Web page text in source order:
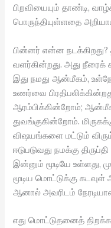
பிறவியையும் தாண்டி,
பொருந்தியுள்ளதை
பின்னர் என்ன
வளர்கின்றது. அது நீரைக்
இது நமது ஆன்மீகம்,
உணர்வை
ஆரம்பிக்கின்றோம்;
துவங்குகின்றோம்.
விஷயங்களை மட்டும்
ஈடுபடுவது நமக்கு
இன்னும் மூடியே உள்ளது,
மூடிய மொட்டுக்கு
ஆனால் அவரிடம்
எது மொட்டுதனைத்